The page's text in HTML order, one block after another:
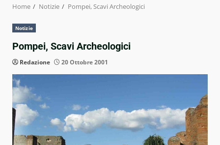
Home Notizie Pompei, Scavi Archeologici
Notizie
Pompei, Scavi Archeologici
Redazione 20 Ottobre 2001